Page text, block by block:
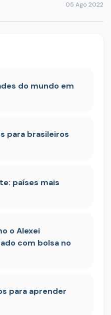
05 Ago 2022
do mundo em
para brasileiros
países mais
o Alexei
com bolsa no
para aprender